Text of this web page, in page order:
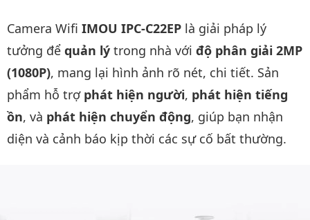
Mô tả chi tiết sản phẩm
Camera Wifi IMOU IPC-C22EP là giải pháp lý
tưởng để quản lý trong nhà với độ phân giải 2MP
(1080P), mang lại hình ảnh rõ nét, chi tiết. Sản
phẩm hỗ trợ phát hiện người, phát hiện tiếng
ồn, và phát hiện chuyển động, giúp bạn nhận
diện và cảnh báo kịp thời các sự cố bất thường.